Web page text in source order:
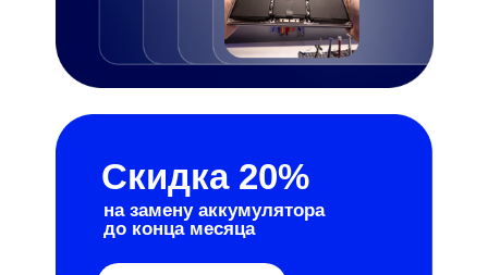
Скидка 20%
на замену аккумулятора
до конца месяца